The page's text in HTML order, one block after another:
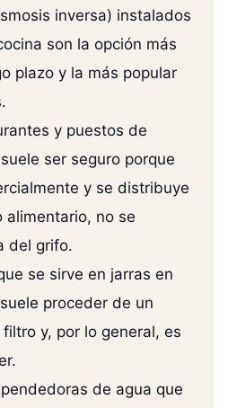
inversa) instalados
son la opción más
plazo y la más popular
y puestos de
ser seguro porque
y se distribuye
alimentario, no se
del grifo.
se sirve en jarras en
proceder de un
y, por lo general, es
de agua que